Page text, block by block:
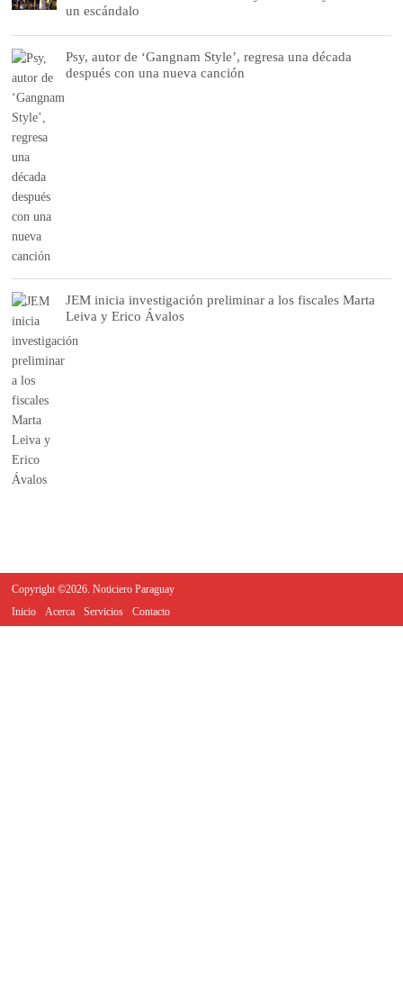
un escándalo
Psy, autor de ‘Gangnam Style’, regresa una década
después con una nueva canción
JEM inicia investigación preliminar a los fiscales Marta
Leiva y Erico Ávalos
Copyright ©2026. Noticiero Paraguay
Inicio
Acerca Servicios Contacto